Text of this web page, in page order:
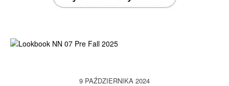
9 PAŹDZIERNIKA 2024